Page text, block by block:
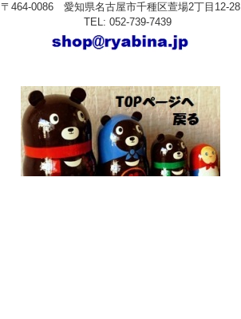
〒464-0086 愛知県名古屋市千種区萱場2丁目12-28
TEL: 052-739-7439